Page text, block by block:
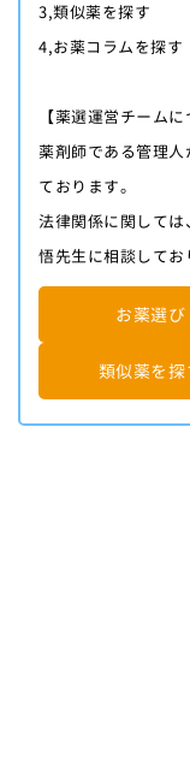
3,類似薬を探す
4,お薬コラムを探す
【薬選運営チームに
薬剤師である管理
ております。
法律関係に関して
悟先生に相談してお
お薬選び
類似薬を探